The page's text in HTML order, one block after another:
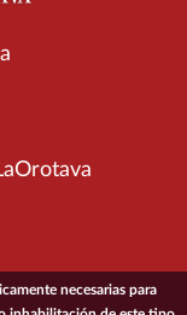
La Orotava
necesarias para